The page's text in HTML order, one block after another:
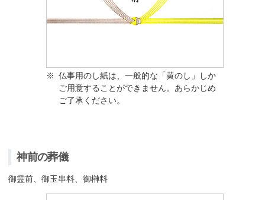
※ 仏事用のし紙は、一般的な「黄のし」しか
ご用意することができません。あらかじめ
ご了承ください。
神前の葬儀
御霊前、御玉串料、御榊料